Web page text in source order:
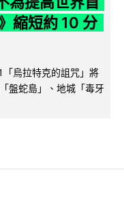
縮短約 10 分
「烏拉特克的詛咒」將
盤蛇島」、地城「毒牙